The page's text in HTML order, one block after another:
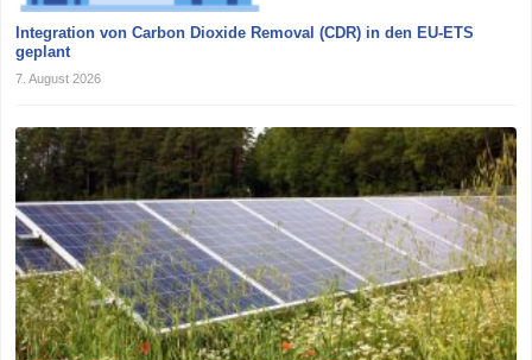
Integration von Carbon Dioxide Removal (CDR) in den EU-ETS
geplant
7. August 2026